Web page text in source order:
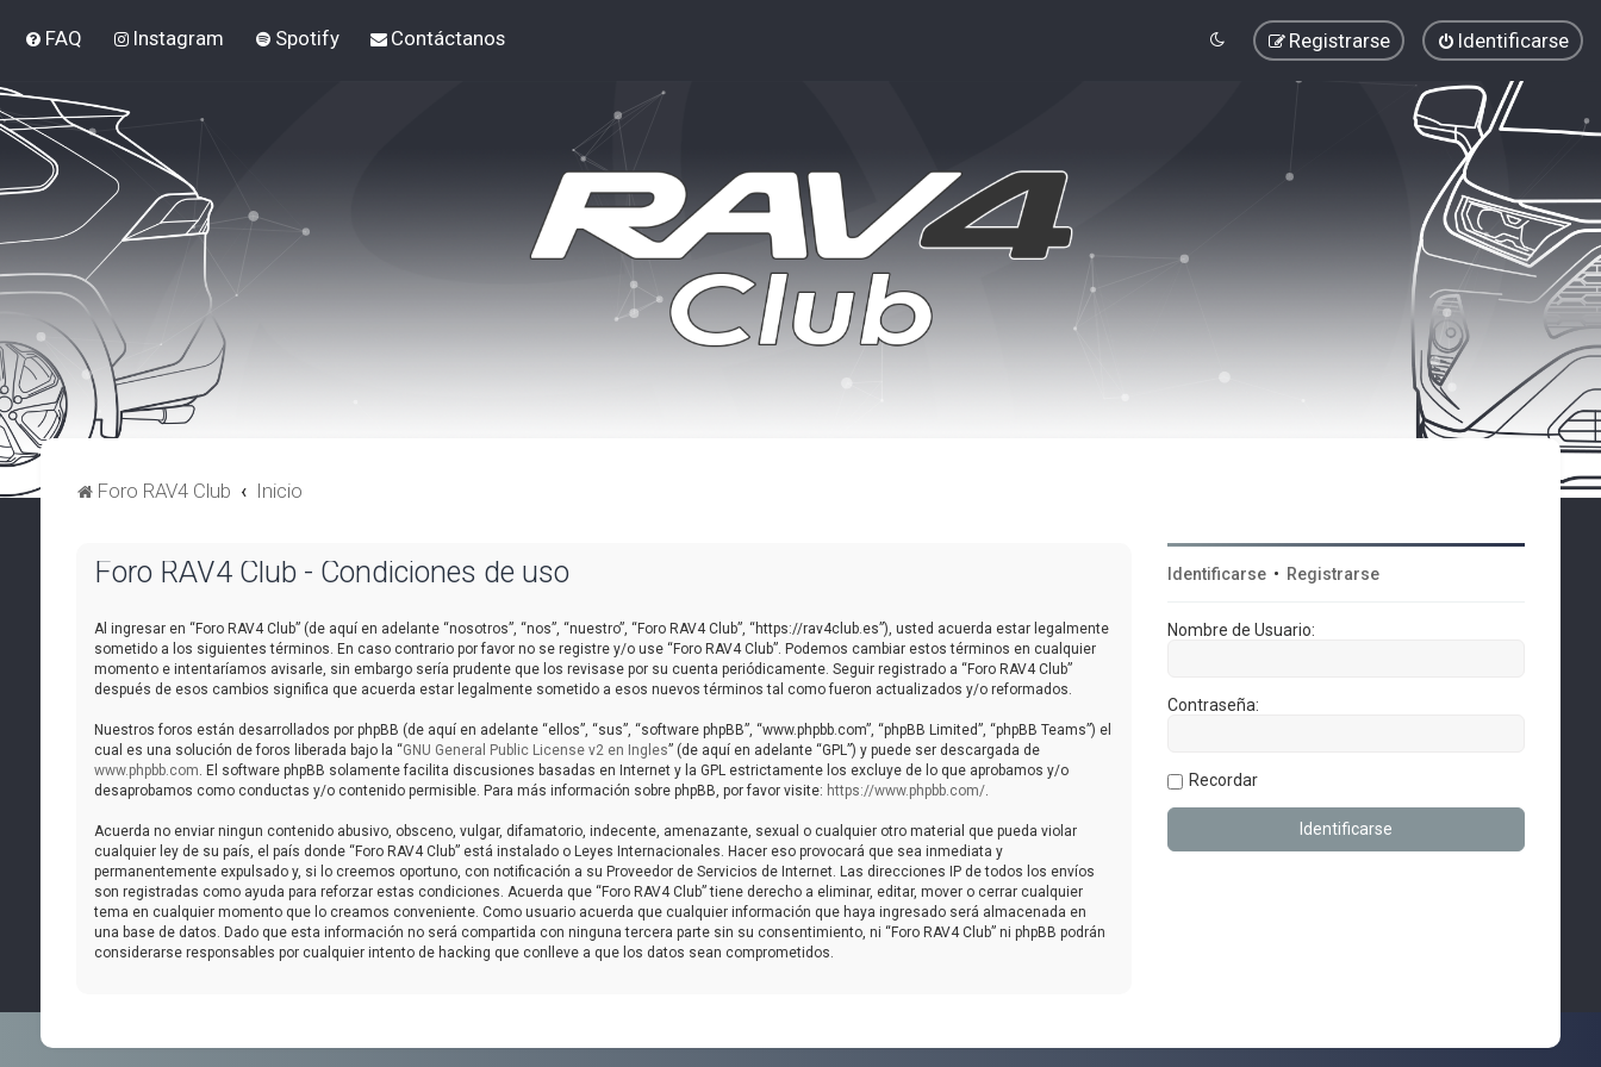
FAQ Instagram Spotify Contáctanos Identificarse
Registrarse
Foro RAV4 Club Inicio
Foro RAV4 Club - Condiciones de uso
Al ingresar en “Foro RAV4 Club” (de aquí en adelante “nosotros”, “nos”, “nuestro”, “Foro RAV4 Club”, “https://rav4club.es”), usted acuerda estar legalmente
sometido a los siguientes términos. En caso contrario por favor no se registre y/o use “Foro RAV4 Club”. Podemos cambiar estos términos en cualquier
momento e intentaríamos avisarle, sin embargo sería prudente que los revisase por su cuenta periódicamente. Seguir registrado a “Foro RAV4 Club”
después de esos cambios significa que acuerda estar legalmente sometido a esos nuevos términos tal como fueron actualizados y/o reformados.
Nuestros foros están desarrollados por phpBB (de aquí en adelante “ellos”, “sus”, “software phpBB”, “www.phpbb.com”, “phpBB Limited”, “phpBB Teams”) el
cual es una solución de foros liberada bajo la “GNU General Public License v2 en Ingles” (de aquí en adelante “GPL”) y puede ser descargada de
www.phpbb.com. El software phpBB solamente facilita discusiones basadas en Internet y la GPL estrictamente los excluye de lo que aprobamos y/o
desaprobamos como conductas y/o contenido permisible. Para más información sobre phpBB, por favor visite: https://www.phpbb.com/.
Acuerda no enviar ningun contenido abusivo, obsceno, vulgar, difamatorio, indecente, amenazante, sexual o cualquier otro material que pueda violar
cualquier ley de su país, el país donde “Foro RAV4 Club” está instalado o Leyes Internacionales. Hacer eso provocará que sea inmediata y
permanentemente expulsado y, si lo creemos oportuno, con notificación a su Proveedor de Servicios de Internet. Las direcciones IP de todos los envíos
son registradas como ayuda para reforzar estas condiciones. Acuerda que “Foro RAV4 Club” tiene derecho a eliminar, editar, mover o cerrar cualquier
tema en cualquier momento que lo creamos conveniente. Como usuario acuerda que cualquier información que haya ingresado será almacenada en
una base de datos. Dado que esta información no será compartida con ninguna tercera parte sin su consentimiento, ni “Foro RAV4 Club” ni phpBB podrán
considerarse responsables por cualquier intento de hacking que conlleve a que los datos sean comprometidos.
Identificarse • Registrarse
Nombre de Usuario:
Contraseña:
Recordar